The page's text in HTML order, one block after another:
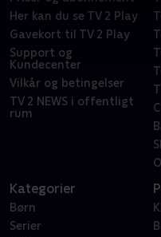
Her kan du se TV 2 Play
Gavekort til TV 2 Play
Support og
Kundecenter
Vilkår og betingelser
TV 2 NEWS i offentligt
rum
Kategorier
Børn
Serier